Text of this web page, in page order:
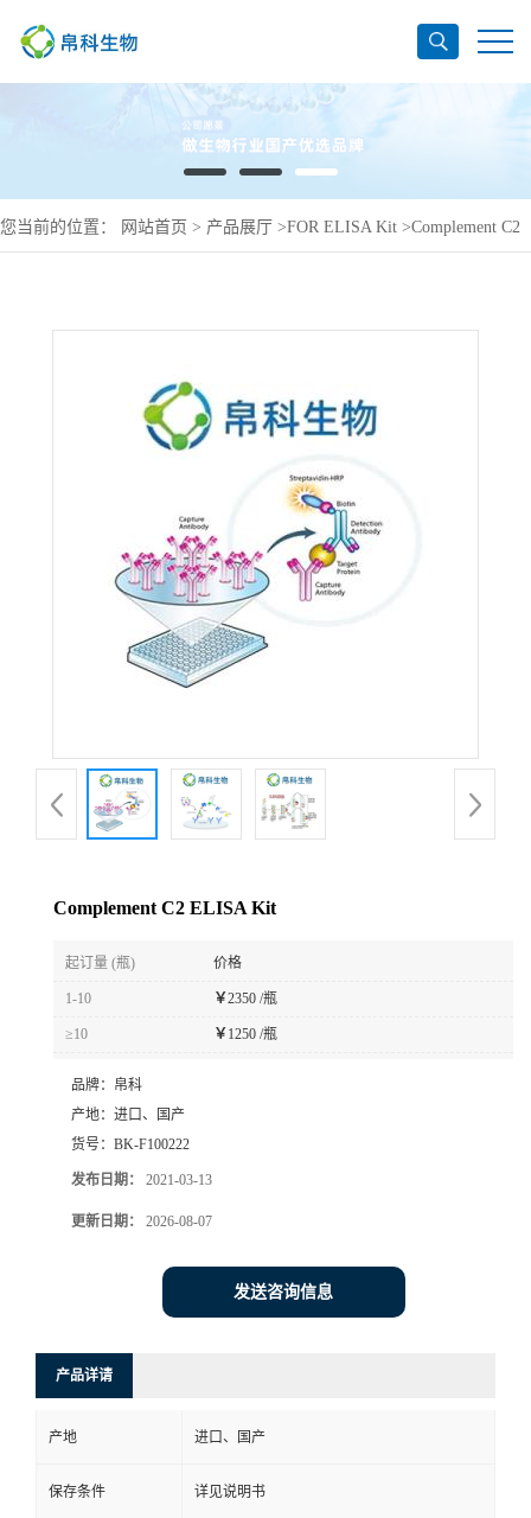
您当前的位置： 网站首页 > 产品展厅 >FOR ELISA Kit >Complement C2
Complement C2 ELISA Kit
起订量 (瓶) 价格
1-10 ￥2350 /瓶
≥10 ￥ 1250 /瓶
品牌： 帛科
产地： 进口、国产
货号： BK-F100222
发布日期： 2021-03-13
更新日期： 2026-08-07
发送咨询信息
产品详请
产地 进口、国产
保存条件 详见说明书